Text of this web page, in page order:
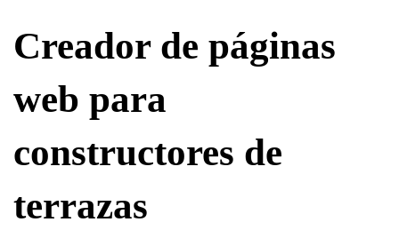
Creador de páginas
web para
constructores de
terrazas